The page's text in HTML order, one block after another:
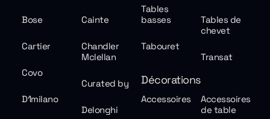
Bose Cainte
Cartier
Chandler
Mclellan
Covo
Curated by
D1milano
Delonghi
Tables
basses
Tables de
chevet
Tabouret
Transat
Décorations
Accessoires
Accessoires
de table